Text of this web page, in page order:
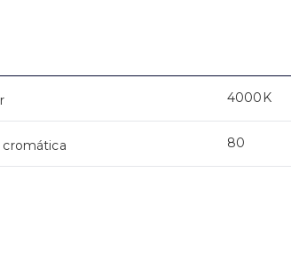
4000K
cromática 80